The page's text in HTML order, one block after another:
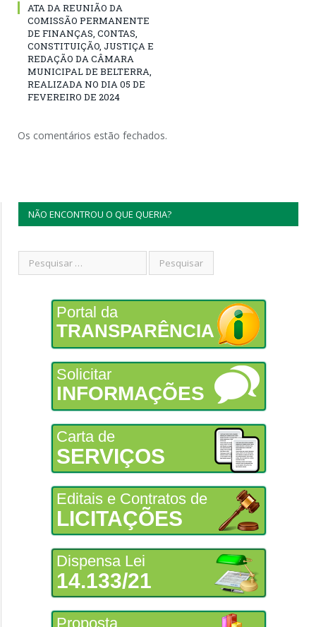
ATA DA REUNIÃO DA
COMISSÃO PERMANENTE
DE FINANÇAS, CONTAS,
CONSTITUIÇÃO, JUSTIÇA E
REDAÇÃO DA CÂMARA
MUNICIPAL DE BELTERRA,
REALIZADA NO DIA 05 DE
FEVEREIRO DE 2024
Os comentários estão fechados.
NÃO ENCONTROU O QUE QUERIA?
Portal da
TRANSPARÊNCIA
Solicitar
INFORMAÇÕES
Carta de
SERVIÇOS
Editais e Contratos de
LICITAÇÕES
Dispensa Lei
14.133/21
Proposta